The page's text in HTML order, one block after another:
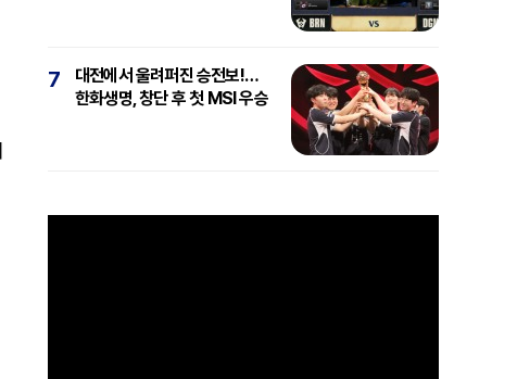
7
대전에서 울려퍼진 승전보!…
한화생명, 창단 후 첫 MSI 우승